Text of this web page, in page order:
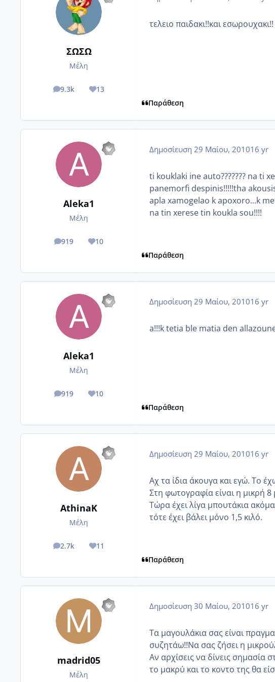
ΣΩΣΩ
Μέλη
9.3k
posts 13
Reputation
τελειο παιδακι!!και εσωρουχακι!!
Παράθεση
Aleka1
Μέλη
919
posts 10
Reputation
Δημοσίευση 29 Μαίου, 201016 yr
ti kouklaki ine auto??????? na ti
panemorfi despinis!!!!!tha
apla xamogelao k apoxoro...k
na tin xerese tin koukla sou!!!!
Παράθεση
Aleka1
Μέλη
919
posts 10
Reputation
Δημοσίευση 29 Μαίου, 201016 yr
a!!!k tetia ble matia den
Παράθεση
AthinaK
Μέλη
2.7k
posts 11
Reputation
Δημοσίευση 29 Μαίου, 201016 yr
Αχ τα ίδια άκουγα και εγώ. Το
Στη φωτογραφία είναι η μικρή
Τώρα έχει λίγα μπουτάκια
τότε έχει βάλει μόνο 1,5 κιλό.
Παράθεση
madrid05
Μέλη
Δημοσίευση 30 Μαίου, 201016 yr
Τα μαγουλάκια σας είναι
συζητάω!!Να σας ζήσει η
Αν αρχίσεις να δίνεις σημασία
το μακρύ και το κοντο της θα